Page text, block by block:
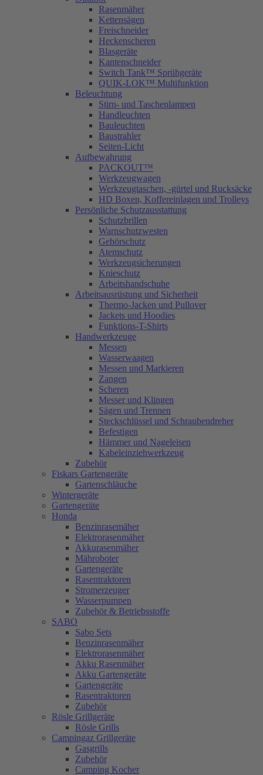
Rasenmäher
Kettensägen
Freischneider
Heckenscheren
Blasgeräte
Kantenschneider
Switch Tank™ Sprühgeräte
QUIK-LOK™ Multifunktion
Beleuchtung
Stirn- und Taschenlampen
Handleuchten
Bauleuchten
Baustrahler
Seiten-Licht
Aufbewahrung
PACKOUT™
Werkzeugwagen
Werkzeugtaschen, -gürtel und Rucksäcke
HD Boxen, Koffereinlagen und Trolleys
Persönliche Schutzausstattung
Schutzbrillen
Warnschutzwesten
Gehörschutz
Atemschutz
Werkzeugsicherungen
Knieschutz
Arbeitshandschuhe
Arbeitsausrüstung und Sicherheit
Thermo-Jacken und Pullover
Jackets und Hoodies
Funktions-T-Shirts
Handwerkzeuge
Messen
Wasserwaagen
Messen und Markieren
Zangen
Scheren
Messer und Klingen
Sägen und Trennen
Steckschlüssel und Schraubendreher
Befestigen
Hämmer und Nageleisen
Kabeleinziehwerkzeug
Zubehör
Fiskars Gartengeräte
Gartenschläuche
Wintergeräte
Gartengeräte
Honda
Benzinrasemäher
Elektrorasenmäher
Akkurasenmäher
Mähroboter
Gartengeräte
Rasentraktoren
Stromerzeuger
Wasserpumpen
Zubehör & Betriebsstoffe
SABO
Sabo Sets
Benzinrasenmäher
Elektrorasenmäher
Akku Rasenmäher
Akku Gartengeräte
Gartengeräte
Rasentraktoren
Zubehör
Rösle Grillgeräte
Rösle Grills
Campingaz Grillgeräte
Gasgrills
Zubehör
Camping Kocher